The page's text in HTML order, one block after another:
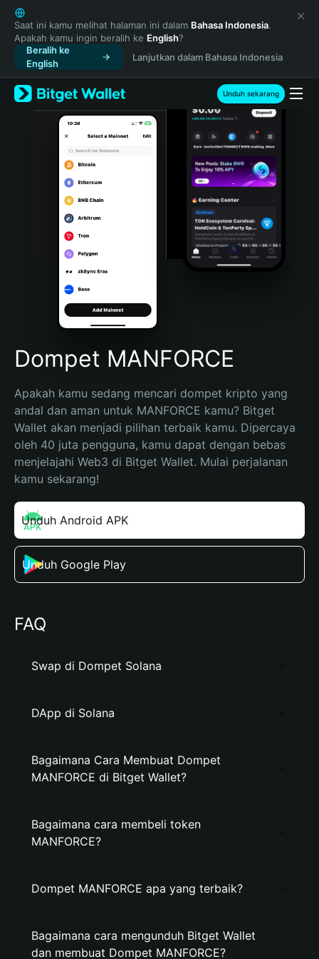
English
日本語
Tiếng Việt
Русский
Español (Latinoamérica)
Türkçe
Italiano
Português (Portugal)
Bahasa Indonesia
Português (Brasil)
Español (Argentina)
Saat ini kamu melihat halaman ini dalam Bahasa Indonesia.
Apakah kamu ingin beralih ke English?
Beralih ke
English
Lanjutkan dalam Bahasa Indonesia
Unduh sekarang
Dompet MANFORCE
Apakah kamu sedang mencari dompet kripto yang
andal dan aman untuk MANFORCE kamu? Bitget
Wallet akan menjadi pilihan terbaik kamu. Dipercaya
oleh 40 juta pengguna, kamu dapat dengan bebas
menjelajahi Web3 di Bitget Wallet. Mulai perjalanan
kamu sekarang!
Unduh Android APK
Unduh Google Play
FAQ
Swap di Dompet Solana
DApp di Solana
Bagaimana Cara Membuat Dompet
MANFORCE di Bitget Wallet?
Bagaimana cara membeli token
MANFORCE?
Dompet MANFORCE apa yang terbaik?
Bagaimana cara mengunduh Bitget Wallet
dan membuat Dompet MANFORCE?